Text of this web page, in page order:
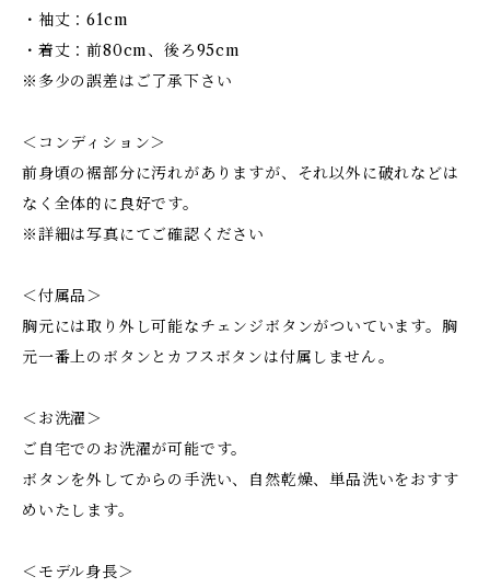
・袖丈：61cm
・着丈：前80cm、後ろ95cm
※多少の誤差はご了承下さい
＜コンディション＞
前身頃の裾部分に汚れがありますが、それ以外に破れなどは
なく全体的に良好です。
※詳細は写真にてご確認ください
＜付属品＞
胸元には取り外し可能なチェンジボタンがついています。胸
元一番上のボタンとカフスボタンは付属しません。
＜お洗濯＞
ご自宅でのお洗濯が可能です。
ボタンを外してからの手洗い、自然乾燥、単品洗いをおすす
めいたします。
＜モデル身長＞